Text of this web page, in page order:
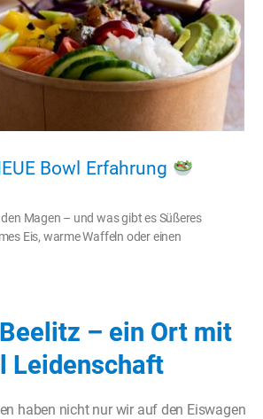
Bowl Erfahrung
Magen – und was gibt es Süßeres
Eis, warme Waffeln oder einen
– ein Ort mit
Leidenschaft
haben nicht nur wir auf den Eiswagen